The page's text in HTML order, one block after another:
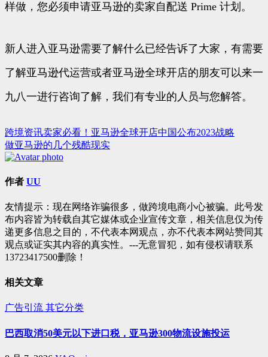
样做，您必须申请亚马逊的卖家自配送 Prime 计划。
新人进入亚马逊需要了解什么已经告诉了大家，有需要
了解亚马逊代运营或者亚马逊全球开店的朋友可以来一
九八一进行咨询了解，我们有专业的人员与您解答。
文
章
导
跨境资讯卖家必看！亚马逊全球开店中国公布2023战略
做亚马逊的几个残酷现实
作者 UU
友情提示：现在网络诈骗很多，做跨境电商小心被骗。此号发
布内容皆为转载自其它媒体或企业宣传文章，相关信息仅为传
递更多信息之目的，不代表本网观点，亦不代表本网站赞同其
观点或证实其内容的真实性。---无意冒犯，如有侵权请联系
13723417500删除！
相关文章
广告引流 其它分类
巴西取消50美元以下进口税，亚马逊300物流设施投运